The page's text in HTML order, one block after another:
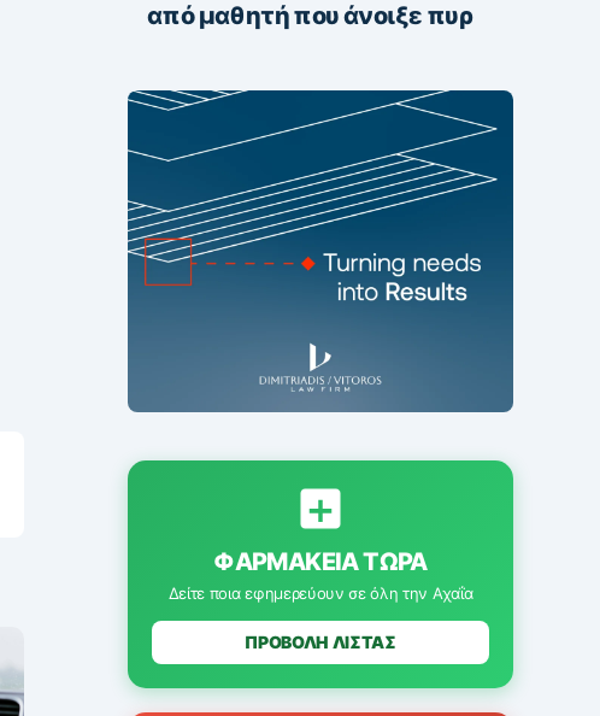
από μαθητή που άνοιξε πυρ
ΦΑΡΜΑΚΕΊΑ ΤΏΡΑ
Δείτε ποια εφημερεύουν σε όλη την Αχαΐα
ΠΡΟΒΟΛΗ ΛΙΣΤΑΣ